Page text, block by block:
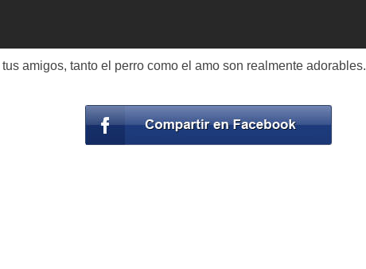
amigos, tanto el perro como el amo son realmente adorables.